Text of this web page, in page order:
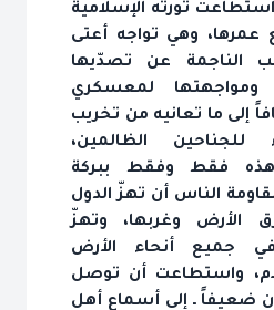
ثورته الإسلامية
عمرها، وهي تواجه أعتى
الناجمة عن تصدّيها
ومواجهتها لمعسكري
إلى ما تعانيه من تخريب
للجناحين الظالمين،
فقط وفقط ببركة
الناس أن تهزّ الدول
الأرض وغربها، وتهزّ
جميع أنحاء الأرض
واستطاعت أن توصل
ضعيفاً ـ إلى أسماع أهل